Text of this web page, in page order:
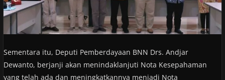
Sementara itu, Deputi Pemberdayaan BNN Drs. Andjar
Dewanto, berjanji akan menindaklanjuti Nota Kesepahaman
yang telah ada dan meningkatkannya menjadi Nota